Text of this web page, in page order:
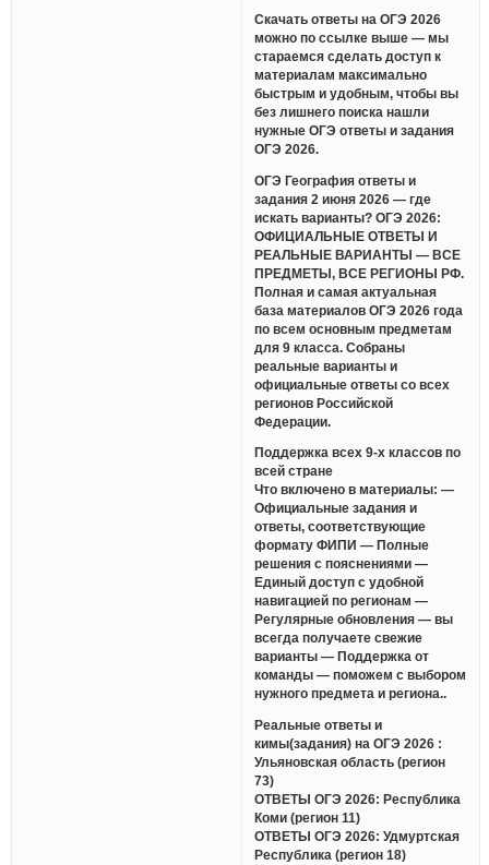
Скачать ответы на ОГЭ 2026
можно по ссылке выше — мы
стараемся сделать доступ к
материалам максимально
быстрым и удобным, чтобы вы
без лишнего поиска нашли
нужные ОГЭ ответы и задания
ОГЭ 2026.
ОГЭ География ответы и
задания 2 июня 2026 — где
искать варианты? ОГЭ 2026:
ОФИЦИАЛЬНЫЕ ОТВЕТЫ И
РЕАЛЬНЫЕ ВАРИАНТЫ — ВСЕ
ПРЕДМЕТЫ, ВСЕ РЕГИОНЫ РФ.
Полная и самая актуальная
база материалов ОГЭ 2026 года
по всем основным предметам
для 9 класса. Собраны
реальные варианты и
официальные ответы со всех
регионов Российской
Федерации.
Поддержка всех 9-х классов по
всей стране
Что включено в материалы: —
Официальные задания и
ответы, соответствующие
формату ФИПИ — Полные
решения с пояснениями —
Единый доступ с удобной
навигацией по регионам —
Регулярные обновления — вы
всегда получаете свежие
варианты — Поддержка от
команды — поможем с выбором
нужного предмета и региона..
Реальные ответы и
кимы(задания) на ОГЭ 2026 :
Ульяновская область (регион
73)
ОТВЕТЫ ОГЭ 2026: Республика
Коми (регион 11)
ОТВЕТЫ ОГЭ 2026: Удмуртская
Республика (регион 18)